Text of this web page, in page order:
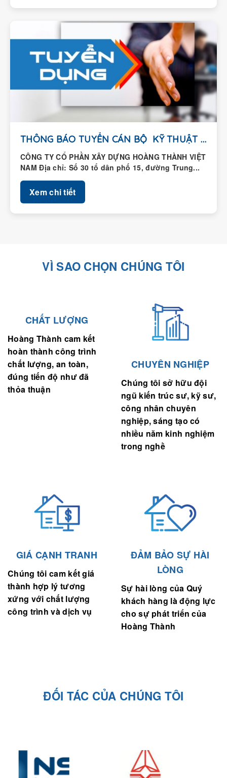
THÔNG BÁO TUYỂN CÁN BỘ KỸ THUẬT HIỆN...
CÔNG TY CỔ PHẦN XÂY DỰNG HOÀNG THÀNH VIỆT
NAM Địa chỉ: Số 30 tổ dân phố 15, đường Trung...
Xem chi tiết
Hoàng Thành cam kết
hoàn thành công trình
chất lượng, an toàn,
đúng tiến độ như đã
thỏa thuận
Chúng tôi sở hữu đội
ngũ kiến trúc sư, kỹ sư,
công nhân chuyên
nghiệp, sáng tạo có
nhiều năm kinh nghiệm
trong nghề
Chúng tôi cam kết giá
thành hợp lý tương
xứng với chất lượng
công trình và dịch vụ
LÒNG
Sự hài lòng của Quý
khách hàng là động lực
cho sự phát triển của
Hoàng Thành